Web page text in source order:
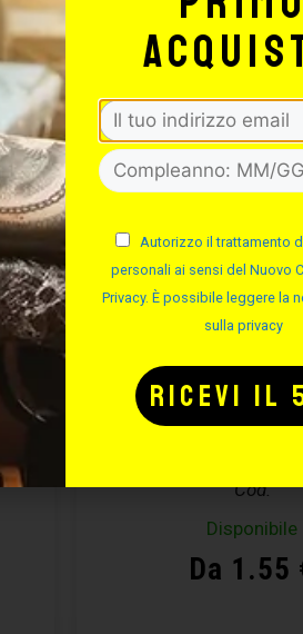
COLORE
Cod.
Disponibile
Da 1.55
Autorizzo il trattamento
personali ai sensi del Nuovo
Privacy. È possibile leggere la
sulla privacy